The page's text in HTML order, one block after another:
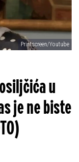
Printscreen/Youtube
u
je ne biste